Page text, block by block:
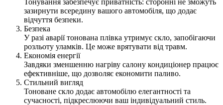
зазирнути всередину вашого автомобіля, що додає
відчуття безпеки.
Безпека
У разі аварії тонована плівка утримує скло, запобігаючи
розльоту уламків. Це може врятувати від травм.
Економія енергії
Завдяки зменшенню нагріву салону кондиціонер працює
ефективніше, що дозволяє економити паливо.
Стильний вигляд
Тоноване скло додає автомобілю елегантності та
сучасності, підкреслюючи ваш індивідуальний стиль.